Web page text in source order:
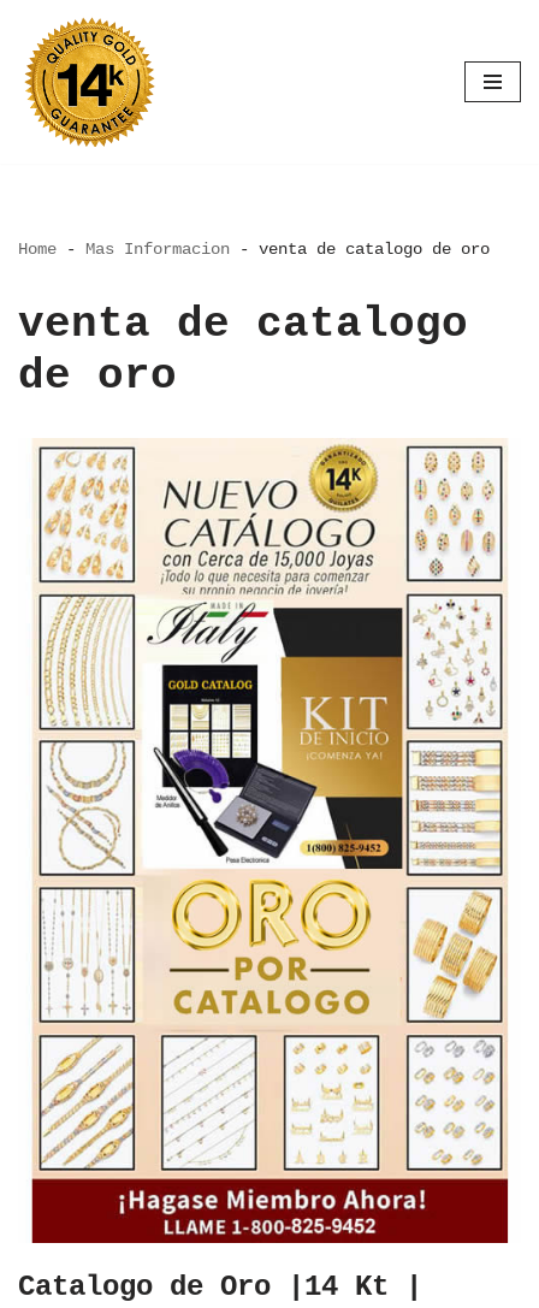
Saltar
al
contenido
Home - Mas Informacion - venta de catalogo de oro
venta de catalogo
de oro
Catalogo de Oro |14 Kt |